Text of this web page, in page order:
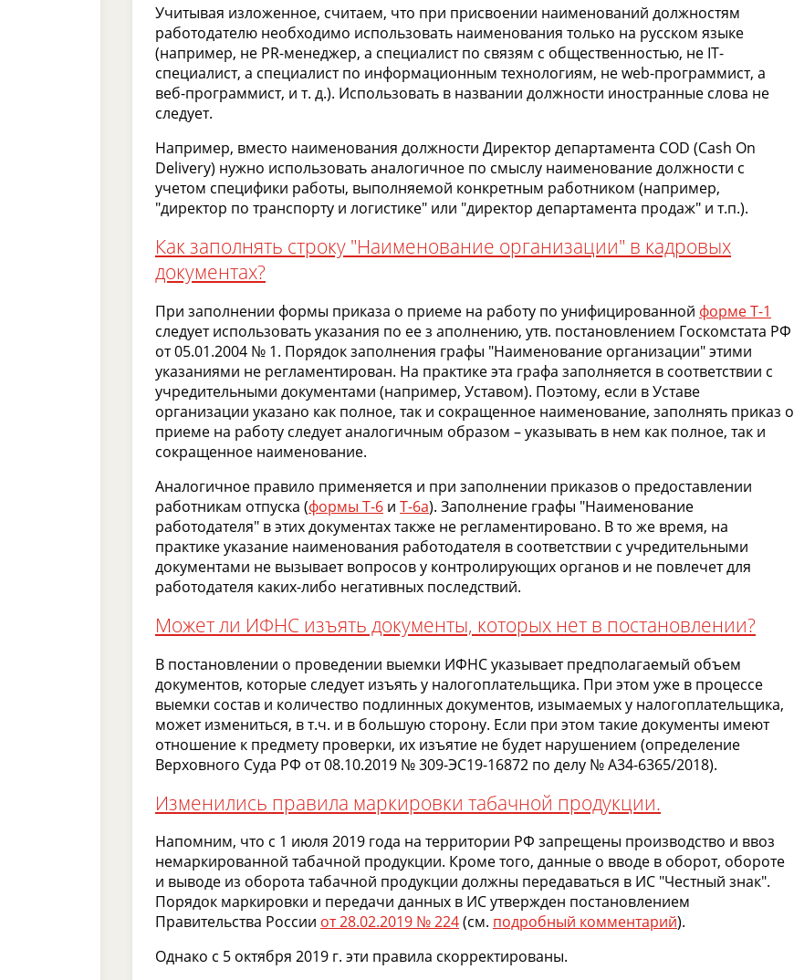
Учитывая изложенное, считаем, что при присвоении наименований должностям
работодателю необходимо использовать наименования только на русском языке
(например, не PR-менеджер, а специалист по связям с общественностью, не IT-
специалист, а специалист по информационным технологиям, не web-программист, а
веб-программист, и т. д.). Использовать в названии должности иностранные слова не
следует.
Например, вместо наименования должности Директор департамента COD (Cash On
Delivery) нужно использовать аналогичное по смыслу наименование должности с
учетом специфики работы, выполняемой конкретным работником (например,
"директор по транспорту и логистике" или "директор департамента продаж" и т.п.).
Как заполнять строку "Наименование организации" в кадровых
документах?
При заполнении формы приказа о приеме на работу по унифицированной форме Т-1
следует использовать указания по ее з аполнению, утв. постановлением Госкомстата РФ
от 05.01.2004 № 1. Порядок заполнения графы "Наименование организации" этими
указаниями не регламентирован. На практике эта графа заполняется в соответствии с
учредительными документами (например, Уставом). Поэтому, если в Уставе
организации указано как полное, так и сокращенное наименование, заполнять приказ о
приеме на работу следует аналогичным образом – указывать в нем как полное, так и
сокращенное наименование.
Аналогичное правило применяется и при заполнении приказов о предоставлении
работникам отпуска (формы Т-6 и Т-6а). Заполнение графы "Наименование
работодателя" в этих документах также не регламентировано. В то же время, на
практике указание наименования работодателя в соответствии с учредительными
документами не вызывает вопросов у контролирующих органов и не повлечет для
работодателя каких-либо негативных последствий.
Может ли ИФНС изъять документы, которых нет в постановлении?
В постановлении о проведении выемки ИФНС указывает предполагаемый объем
документов, которые следует изъять у налогоплательщика. При этом уже в процессе
выемки состав и количество подлинных документов, изымаемых у налогоплательщика,
может измениться, в т.ч. и в большую сторону. Если при этом такие документы имеют
отношение к предмету проверки, их изъятие не будет нарушением (определение
Верховного Суда РФ от 08.10.2019 № 309-ЭС19-16872 по делу № А34-6365/2018).
Изменились правила маркировки табачной продукции.
Напомним, что с 1 июля 2019 года на территории РФ запрещены производство и ввоз
немаркированной табачной продукции. Кроме того, данные о вводе в оборот, обороте
и выводе из оборота табачной продукции должны передаваться в ИС "Честный знак".
Порядок маркировки и передачи данных в ИС утвержден постановлением
Правительства России от 28.02.2019 № 224(см. подробный комментарий).
Однако с 5 октября 2019 г. эти правила скорректированы.